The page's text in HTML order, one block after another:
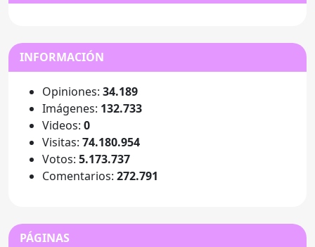
INFORMACIÓN
Opiniones: 34.189
Imágenes: 132.733
Videos: 0
Visitas: 74.180.954
Votos: 5.173.737
Comentarios: 272.791
PÁGINAS